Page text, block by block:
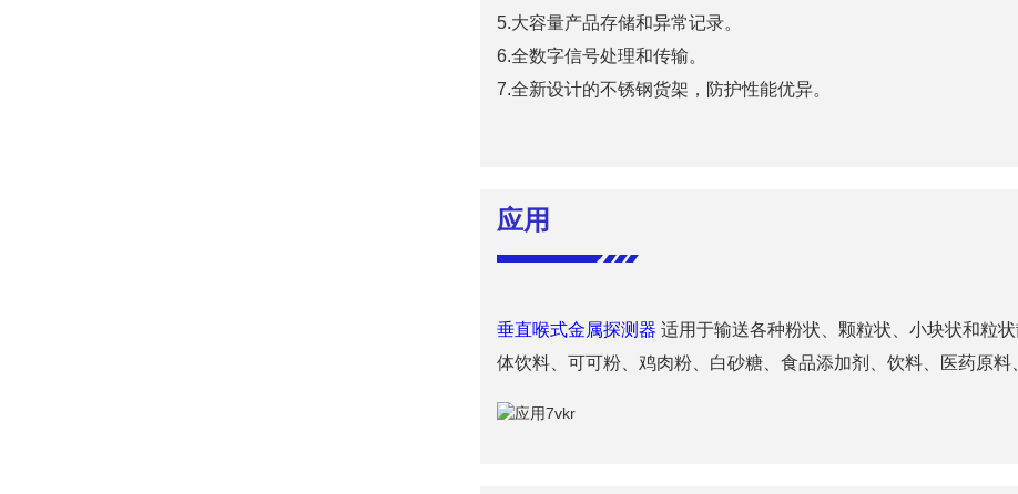
5.大容量产品存储和异常记录。
6.全数字信号处理和传输。
7.全新设计的不锈钢货架，防护性能优异。
应用
垂直喉式金属探测器 适用于输送各种粉状、颗粒状、小块状和粒
体饮料、可可粉、鸡肉粉、白砂糖、食品添加剂、饮料、医药原料